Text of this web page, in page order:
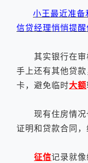
小王最近准
信贷经理悄悄提
其实银行在审
手上还有其他贷
卡，避免临时大额
现有住房情况
证明和贷款合同
征信记录就